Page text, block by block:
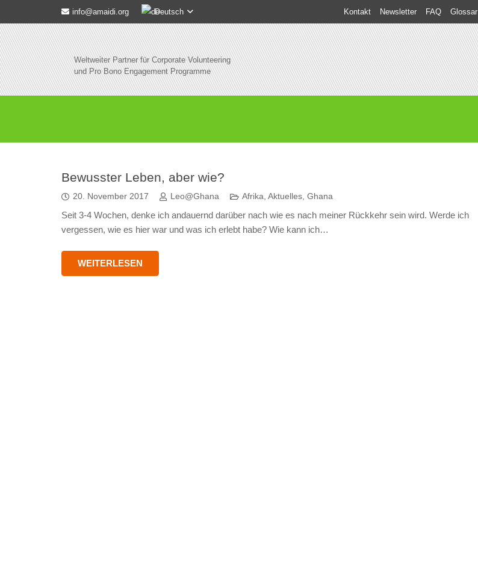
info@amaidi.org Deutsch Kontakt Newsletter FAQ Glossar
Weltweiter Partner für Corporate Volunteering
und Pro Bono Engagement Programme
Bewusster Leben, aber wie?
20. November 2017 Leo@Ghana Afrika ,Aktuelles ,Ghana
Seit 3-4 Wochen, denke ich andauernd darüber nach wie es nach meiner Rückkehr sein wird. Werde ich
vergessen, wie es hier war und was ich erlebt habe? Wie kann ich…
WEITERLESEN